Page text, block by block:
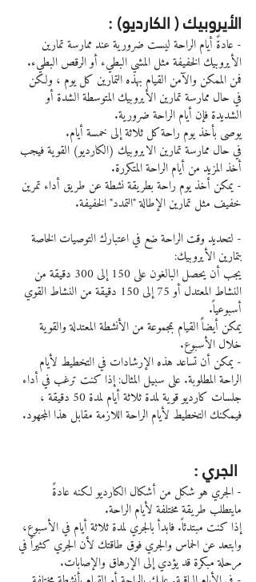
الأيروبيك ( الكارديو) :
- عادةً أيام الراحة ليست ضرورية عند ممارسة تمارين
الأيروبيك الخفيفة مثل المشي البطيء أو الرقص البطيء.
فمن الممكن والآمن القيام بهذه التمارين كل يوم ، ولكن
في حال ممارسة تمارين الأيروبيك المتوسطة الشدة أو
الشديدة فإن أيام الراحة ضرورية.
يوصى بأخذ يوم راحة كل ثلاثة إلى خمسة أيام.
في حال ممارسة تمارين الايروبيك (الكارديو) القوية فيجب
أخذ المزيد من أيام الراحة المتكررة.
- يمكن أخذ يوم راحة بطريقة نشطة عن طريق أداء تمرين
خفيف مثل تمارين الإطالة "التمدد" الخفيفة.
- لتحديد وقت الراحة ضع في اعتبارك التوصيات الخاصة
بتمارين الأيروبيك:
يجب أن يحصل البالغون على 150 إلى 300 دقيقة من
النشاط المعتدل أو 75 إلى 150 دقيقة من النشاط القوي
أسبوعياً.
يمكن أيضاً القيام بمجموعة من الأنشطة المعتدلة والقوية
خلال الأسبوع.
- يمكن أن تساعد هذه الإرشادات في التخطيط لأيام
الراحة المطلوبة. على سبيل المثال: إذا كنت ترغب في أداء
جلسات كارديو قوية لمدة ثلاثة أيام لمدة 50 دقيقة ،
فيمكنك التخطيط لأيام الراحة اللازمة مقابل هذا المجهود.
- الجري هو شكل من أشكال الكارديو لكنه عادةً
مايتطلب طريقة مختلفة لأيام الراحة.
إذا كنت مبتدئاً. فابدأ بالجري لمدة ثلاثة أيام في الأسبوع،
وابتعد عن الحماس والجري فوق طاقتك لأن الجري كثيراً في
مرحلة مبكرة قد يؤدي إلى الإرهاق والإصابات.